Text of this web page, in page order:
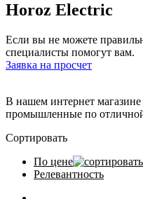
Horoz Electric
Если вы не можете
специалисты помогут вам.
Заявка на просчет
В нашем интернет
промышленные по
Сортировать
По цене
Релевантность